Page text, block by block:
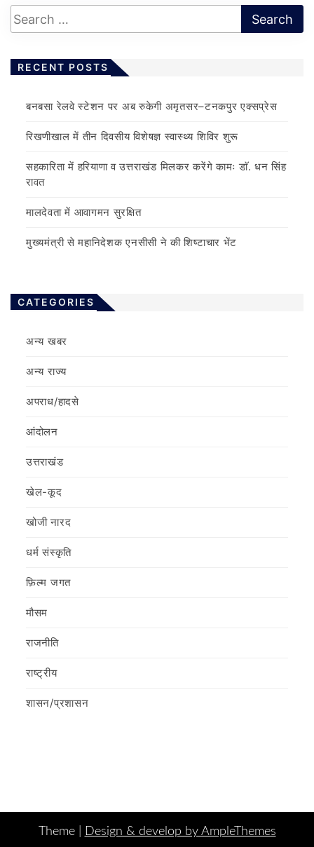
RECENT POSTS
बनबसा रेलवे स्टेशन पर अब रुकेगी अमृतसर–टनकपुर एक्सप्रेस
रिखणीखाल में तीन दिवसीय विशेषज्ञ स्वास्थ्य शिविर शुरू
सहकारिता में हरियाणा व उत्तराखंड मिलकर करेंगे कामः डाॅ. धन सिंह
रावत
मालदेवता में आवागमन सुरक्षित
मुख्यमंत्री से महानिदेशक एनसीसी ने की शिष्टाचार भेंट
CATEGORIES
अन्य खबर
अन्य राज्य
अपराध/हादसे
आंदोलन
उत्तराखंड
खेल-कूद
खोजी नारद
धर्म संस्कृति
फ़िल्‍म जगत
मौसम
राजनीति
राष्ट्रीय
शासन/प्रशासन
Theme | Design & develop by AmpleThemes